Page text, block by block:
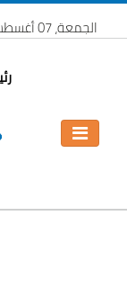
الجمعة، 07 أغسطس 2026